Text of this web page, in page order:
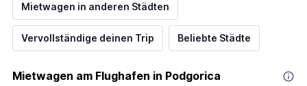
Mietwagen in anderen Städten
Vervollständige deinen Trip Beliebte Städte
Mietwagen am Flughafen in Podgorica